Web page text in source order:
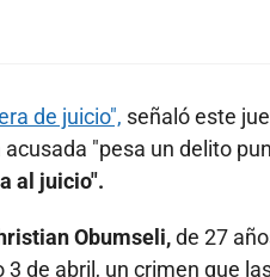
de juicio", señaló este
"pesa un delito
al juicio".
Obumseli,de 27
de abril, un crimen que